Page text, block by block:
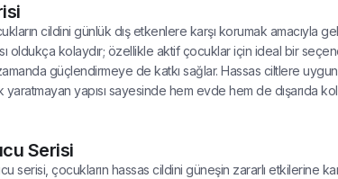
cildini günlük dış etkenlere karşı korumak amacıyla
oldukça kolaydır; özellikle aktif çocuklar için ideal bir
güçlendirmeye de katkı sağlar. Hassas ciltlere
yaratmayan yapısı sayesinde hem evde hem de
Serisi
serisi, çocukların hassas cildini güneşin zararlı etkilerine